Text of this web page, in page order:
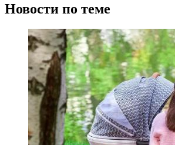
Новости по теме